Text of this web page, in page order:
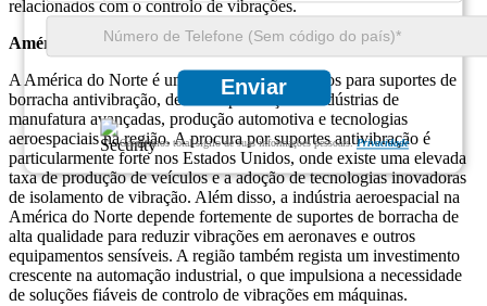
Enviar
Garantimos total sigilo de suas informações pessoais.Privacidade
relacionados com o controlo de vibrações.
América do Norte
A América do Norte é um dos maiores mercados para suportes de
borracha antivibração, devido à presença de indústrias de
manufatura avançadas, produção automotiva e tecnologias
aeroespaciais na região. A procura por suportes antivibração é
particularmente forte nos Estados Unidos, onde existe uma elevada
taxa de produção de veículos e a adoção de tecnologias inovadoras
de isolamento de vibração. Além disso, a indústria aeroespacial na
América do Norte depende fortemente de suportes de borracha de
alta qualidade para reduzir vibrações em aeronaves e outros
equipamentos sensíveis. A região também regista um investimento
crescente na automação industrial, o que impulsiona a necessidade
de soluções fiáveis ​​de controlo de vibrações em máquinas.